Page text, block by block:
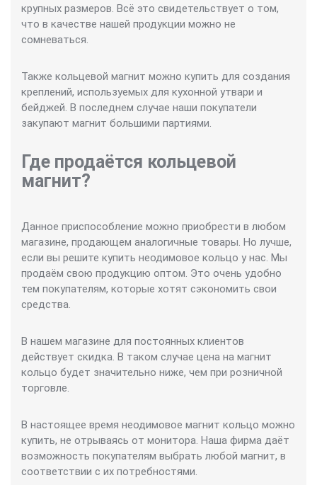
крупных размеров. Всё это свидетельствует о том,
что в качестве нашей продукции можно не
сомневаться.
Также кольцевой магнит можно купить для создания
креплений, используемых для кухонной утвари и
бейджей. В последнем случае наши покупатели
закупают магнит большими партиями.
Где продаётся кольцевой
магнит?
Данное приспособление можно приобрести в любом
магазине, продающем аналогичные товары. Но лучше,
если вы решите купить неодимовое кольцо у нас. Мы
продаём свою продукцию оптом. Это очень удобно
тем покупателям, которые хотят сэкономить свои
средства.
В нашем магазине для постоянных клиентов
действует скидка. В таком случае цена на магнит
кольцо будет значительно ниже, чем при розничной
торговле.
В настоящее время неодимовое магнит кольцо можно
купить, не отрываясь от монитора. Наша фирма даёт
возможность покупателям выбрать любой магнит, в
соответствии с их потребностями.